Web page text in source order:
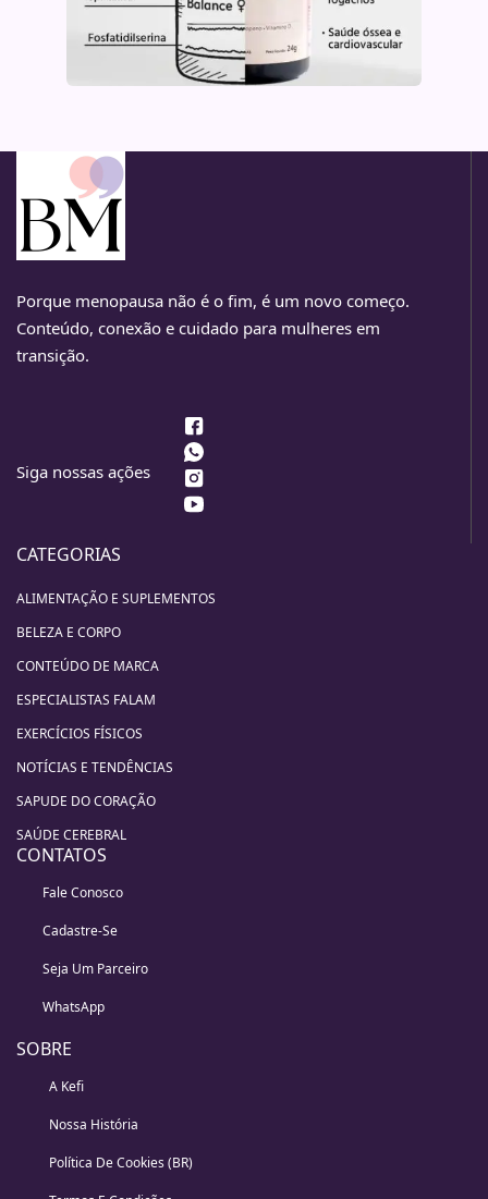
Porque menopausa não é o fim, é um novo começo.
Conteúdo, conexão e cuidado para mulheres em
transição.
Siga nossas ações
CATEGORIAS
ALIMENTAÇÃO E SUPLEMENTOS
BELEZA E CORPO
CONTEÚDO DE MARCA
ESPECIALISTAS FALAM
EXERCÍCIOS FÍSICOS
NOTÍCIAS E TENDÊNCIAS
SAPUDE DO CORAÇÃO
SAÚDE CEREBRAL
CONTATOS
Fale Conosco
Cadastre-Se
Seja Um Parceiro
WhatsApp
SOBRE
A Kefi
Nossa História
Política De Cookies (BR)